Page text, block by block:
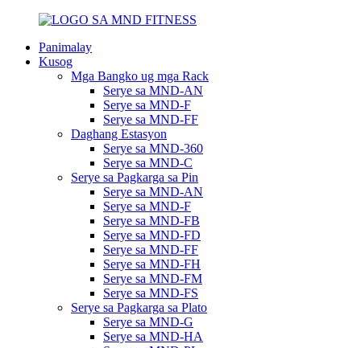
Panimalay
Kusog
Mga Bangko ug mga Rack
Serye sa MND-AN
Serye sa MND-F
Serye sa MND-FF
Daghang Estasyon
Serye sa MND-360
Serye sa MND-C
Serye sa Pagkarga sa Pin
Serye sa MND-AN
Serye sa MND-F
Serye sa MND-FB
Serye sa MND-FD
Serye sa MND-FF
Serye sa MND-FH
Serye sa MND-FM
Serye sa MND-FS
Serye sa Pagkarga sa Plato
Serye sa MND-G
Serye sa MND-HA